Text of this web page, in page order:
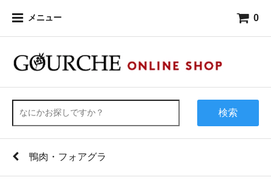
メニュー 0
検索
鴨肉・フォアグラ